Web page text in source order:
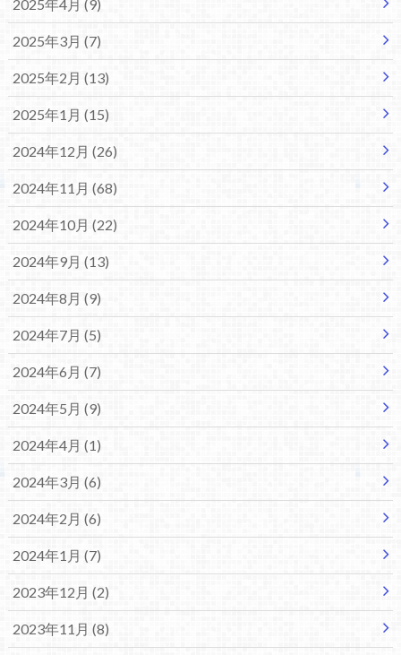
2025年4月 (9)
2025年3月 (7)
2025年2月 (13)
2025年1月 (15)
2024年12月 (26)
2024年11月 (68)
2024年10月 (22)
2024年9月 (13)
2024年8月 (9)
2024年7月 (5)
2024年6月 (7)
2024年5月 (9)
2024年4月 (1)
2024年3月 (6)
2024年2月 (6)
2024年1月 (7)
2023年12月 (2)
2023年11月 (8)